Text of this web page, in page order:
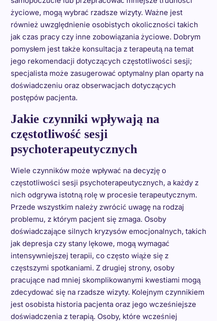
życiowe, mogą wybrać rzadsze wizyty. Ważne jest
również uwzględnienie osobistych okoliczności takich
jak czas pracy czy inne zobowiązania życiowe. Dobrym
pomysłem jest także konsultacja z terapeutą na temat
jego rekomendacji dotyczących częstotliwości sesji;
specjalista może zasugerować optymalny plan oparty na
doświadczeniu oraz obserwacjach dotyczących
postępów pacjenta.
Jakie czynniki wpływają na
częstotliwość sesji
psychoterapeutycznych
Wiele czynników może wpływać na decyzję o
częstotliwości sesji psychoterapeutycznych, a każdy z
nich odgrywa istotną rolę w procesie terapeutycznym.
Przede wszystkim należy zwrócić uwagę na rodzaj
problemu, z którym pacjent się zmaga. Osoby
doświadczające silnych kryzysów emocjonalnych, takich
jak depresja czy stany lękowe, mogą wymagać
intensywniejszej terapii, co często wiąże się z
częstszymi spotkaniami. Z drugiej strony, osoby
pracujące nad mniej skomplikowanymi kwestiami mogą
zdecydować się na rzadsze wizyty. Kolejnym czynnikiem
jest osobista historia pacjenta oraz jego wcześniejsze
doświadczenia z terapią. Osoby, które wcześniej